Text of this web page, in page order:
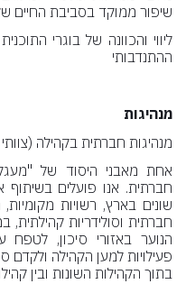
שיפור ממוקד בסביבת החיים
ליווי והכוונה של בוגרי
ההתנדבותי
מנהיגות
מנהיגות חברתית בקהילה
אחת מאבני היסוד של
חברתית. אנו פועלים בשיתוף
שונים בארץ, רשויות
חברתית וסולידריות
הנוער באזורי סיכון, לטפח
פעילויות למען הקהילה ולקדם
בתוך הקהילות השונות ובין